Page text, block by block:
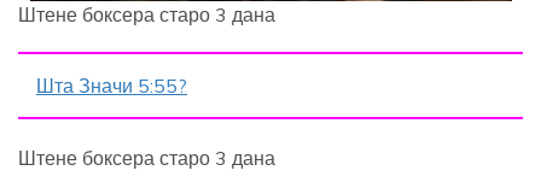
Штене боксера старо 3 дана
Шта Значи 5:55?
Штене боксера старо 3 дана